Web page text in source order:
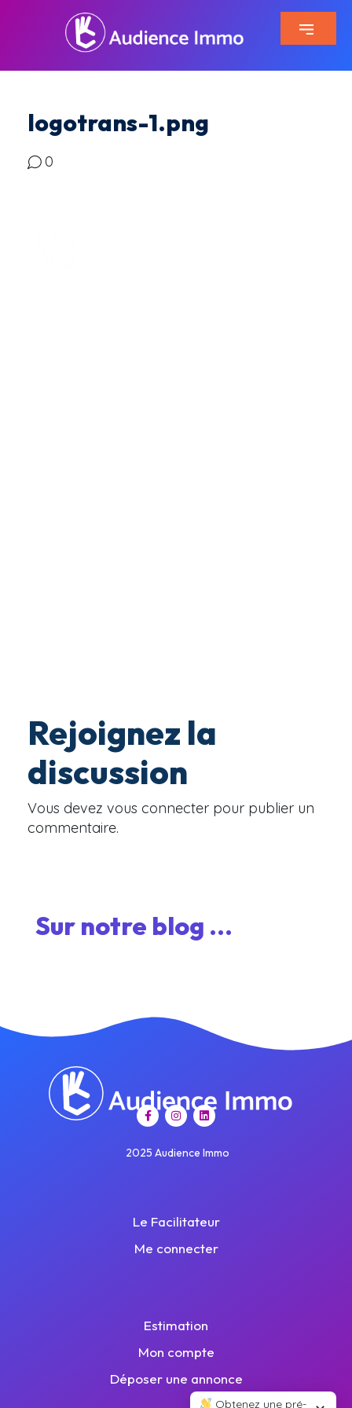
logotrans-1.png
0
Rejoignez la
discussion
Vous devez vous connecter pour publier un
commentaire.
Sur notre blog ...
2025 Audience Immo
Le Facilitateur
Me connecter
Estimation
Mon compte
Déposer une annonce
Obtenez une pré-